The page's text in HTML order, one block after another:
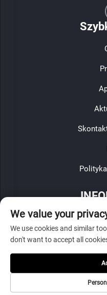
Zapisz się, aby
We value your
We use cookies and similar
don't want to accept all